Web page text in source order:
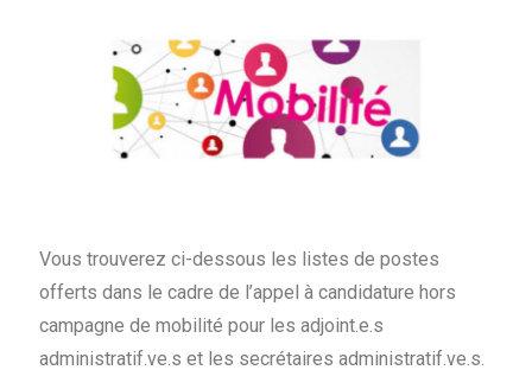
Vous trouverez ci-dessous les listes de postes
offerts dans le cadre de l’appel à candidature hors
campagne de mobilité pour les adjoint.e.s
administratif.ve.s et les secrétaires administratif.ve.s.